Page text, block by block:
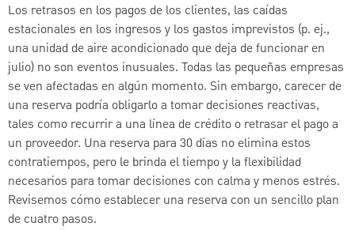
Los retrasos en los pagos de los clientes, las caídas
estacionales en los ingresos y los gastos imprevistos (p. ej.,
una unidad de aire acondicionado que deja de funcionar en
julio) no son eventos inusuales. Todas las pequeñas empresas
se ven afectadas en algún momento. Sin embargo, carecer de
una reserva podría obligarlo a tomar decisiones reactivas,
tales como recurrir a una línea de crédito o retrasar el pago a
un proveedor. Una reserva para 30 días no elimina estos
contratiempos, pero le brinda el tiempo y la flexibilidad
necesarios para tomar decisiones con calma y menos estrés.
Revisemos cómo establecer una reserva con un sencillo plan
de cuatro pasos.